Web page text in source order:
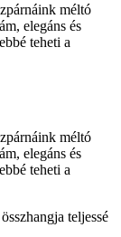
méltó
elegáns és
teheti a
méltó
elegáns és
teheti a
teljessé